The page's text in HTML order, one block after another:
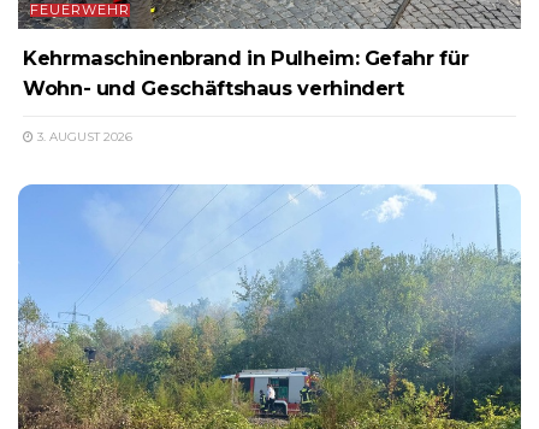
FEUERWEHR
Kehrmaschinenbrand in Pulheim: Gefahr für
Wohn- und Geschäftshaus verhindert
3. AUGUST 2026